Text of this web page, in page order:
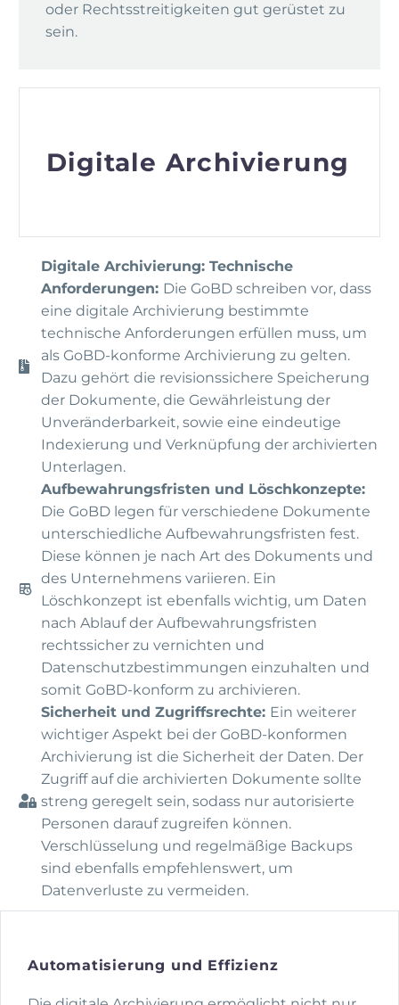
oder Rechtsstreitigkeiten gut gerüstet zu
sein.
Digitale Archivierung
Digitale Archivierung: Technische
Anforderungen: Die GoBD schreiben vor, dass
eine digitale Archivierung bestimmte
technische Anforderungen erfüllen muss, um
als GoBD-konforme Archivierung zu gelten.
Dazu gehört die revisionssichere Speicherung
der Dokumente, die Gewährleistung der
Unveränderbarkeit, sowie eine eindeutige
Indexierung und Verknüpfung der archivierten
Unterlagen.
Aufbewahrungsfristen und Löschkonzepte:
Die GoBD legen für verschiedene Dokumente
unterschiedliche Aufbewahrungsfristen fest.
Diese können je nach Art des Dokuments und
des Unternehmens variieren. Ein
Löschkonzept ist ebenfalls wichtig, um Daten
nach Ablauf der Aufbewahrungsfristen
rechtssicher zu vernichten und
Datenschutzbestimmungen einzuhalten und
somit GoBD-konform zu archivieren.
Sicherheit und Zugriffsrechte: Ein weiterer
wichtiger Aspekt bei der GoBD-konformen
Archivierung ist die Sicherheit der Daten. Der
Zugriff auf die archivierten Dokumente sollte
streng geregelt sein, sodass nur autorisierte
Personen darauf zugreifen können.
Verschlüsselung und regelmäßige Backups
sind ebenfalls empfehlenswert, um
Datenverluste zu vermeiden.
Automatisierung und Effizienz